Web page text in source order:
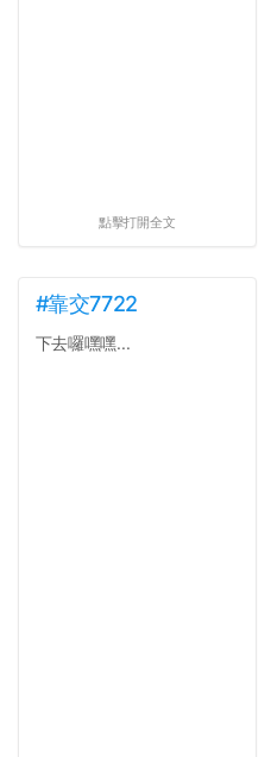
點擊打開全文
#靠交7722
下去囉嘿嘿...